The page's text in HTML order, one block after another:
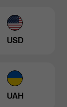
USD
UAH